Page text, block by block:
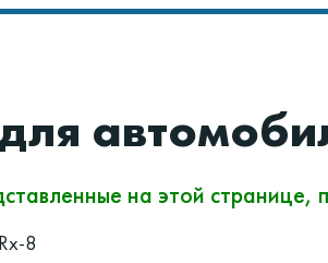
на этой
8